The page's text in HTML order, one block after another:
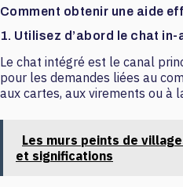
Comment obtenir une aide
1. Utilisez d’abord le chat in-
Le chat intégré est le canal
pour les demandes liées au
aux cartes, aux virements ou à
Les murs peints de
et significations